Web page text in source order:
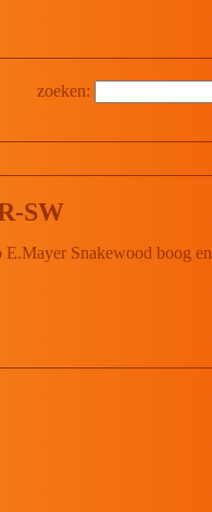
zoeken:
SW
Snakewood boog en